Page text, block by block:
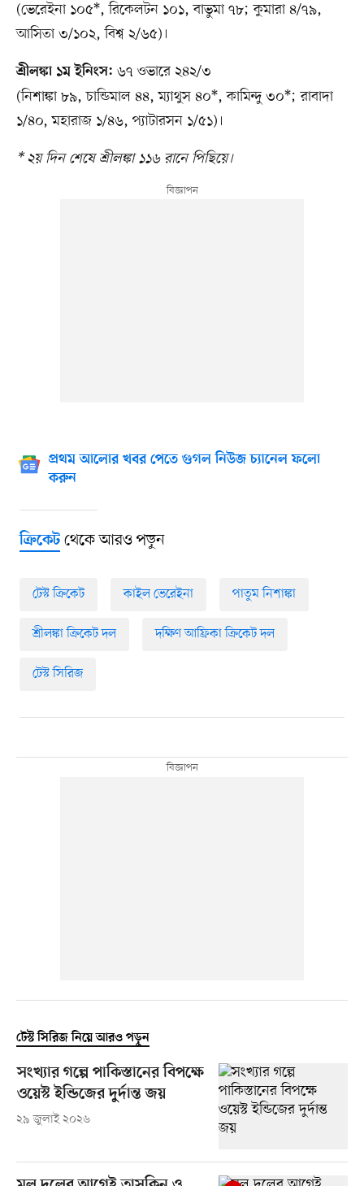
(ভেরেইনা ১০৫*, রিকেলটন ১০১, বাভুমা ৭৮; কুমারা ৪/৭৯,
আসিতা ৩/১০২, বিশ্ব ২/৬৫)।
শ্রীলঙ্কা ১ম ইনিংস: ৬৭ ওভারে ২৪২/৩
(নিশাঙ্কা ৮৯, চান্ডিমাল ৪৪, ম্যাথুস ৪০*, কামিন্দু ৩০*; রাবাদা
১/৪০, মহারাজ ১/৪৬, প্যাটারসন ১/৫১)।
* ২য় দিন শেষে শ্রীলঙ্কা ১১৬ রানে পিছিয়ে।
প্রথম আলোর খবর পেতে গুগল নিউজ চ্যানেল ফলো
করুন
ক্রিকেটথেকে আরও পড়ুন
টেস্ট ক্রিকেট কাইল ভেরেইনা পাতুম নিশাঙ্কা
শ্রীলঙ্কা ক্রিকেট দল দক্ষিণ আফ্রিকা ক্রিকেট দল
টেস্ট সিরিজ
টেস্ট সিরিজ নিয়ে আরও পড়ুন
সংখ্যার গল্পে পাকিস্তানের বিপক্ষে
ওয়েস্ট ইন্ডিজের দুর্দান্ত জয়
২৯ জুলাই ২০২৬